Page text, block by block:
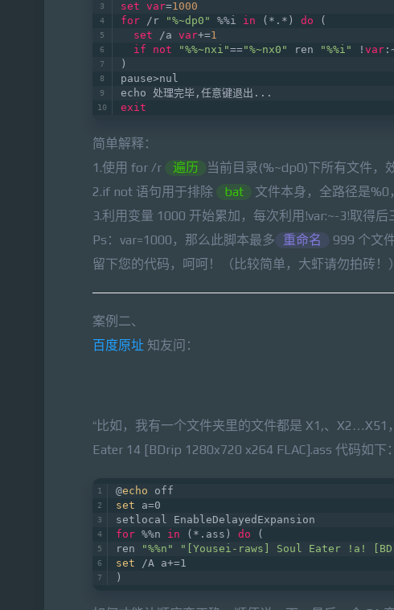
set var=1000
for /r "%~dp0" %%i in (*.*) do (
set /a var+=1
if
not "%%~nxi"=="%~nx0" ren "%%i" ! var
)
pause>nul
echo 处理完毕,任意键退出...
exit
简单解释：
1.使用 for /r
遍历
当前目录(%~dp0)下所有文件，
2.if not 语句用于排除
bat 文件本身，全路径是%0
3.利用变量 1000 开始累加，每次利用!var:~-3!取得
Ps：var=1000，那么此脚本最多
重命名
999 个文
留下您的代码，呵呵！（比较简单，大虾请勿拍砖！）
案例二、
百度原址 知友问：
“比如，我有一个文件夹里的文件都是 X1,、
Eater 14 [BDrip 1280x720 x264 FLAC].ass 代码如下：
@echo off
set a=0
setlocal EnableDelayedExpansion
for %%n in (*.ass) do (
ren
"%%n"
"[Yousei-raws] Soul Eater !a!
set /A a+=1
)